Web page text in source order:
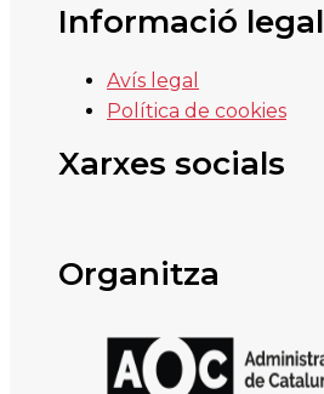
Informació legal
Avís legal
Política de cookies
Xarxes socials
Organitza